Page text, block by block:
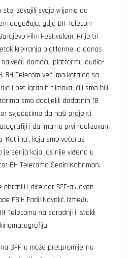
ste izdvojili svoje vrijeme da
događaju, gdje BH Telecom
Film Festivalom. Prije tri
kreiranja platforme, a danas
domaću platformu audio-
BH Telecom već ima katalog sa
i pet igranih filmova, čiji smo bili
smo dodijelili dodatnih 18
svjedočimo da naši projekti
i da imamo prvi realizovani
koju smo večeras
je serija koja još nije viđena u
BH Telecoma Sedin Kahriman.
obratili i direktor SFF-a Jovan
FBiH Fadil Novalić. Između
Telecomu na saradnji i istakli
SFF-u može pretpremijerno